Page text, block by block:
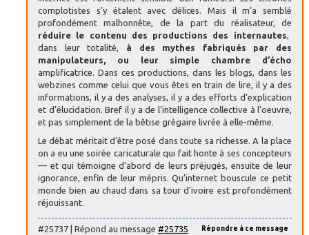
complotistes s’y étalent avec délices. Mais il m’a semblé
profondément malhonnête, de la part du réalisateur, de
réduire le contenu des productions des internautes,
dans leur totalité, à des mythes fabriqués par des
manipulateurs, ou leur simple chambre d’écho
amplificatrice. Dans ces productions, dans les blogs, dans les
webzines comme celui que vous êtes en train de lire, il y a des
informations, il y a des analyses, il y a des efforts d’explication
et d’élucidation. Bref il y a de l’intelligence collective à l’oeuvre,
et pas simplement de la bêtise grégaire livrée à elle-même.
Le débat méritait d’être posé dans toute sa richesse. A la place
on a eu une soirée caricaturale qui fait honte à ses concepteurs
— et qui témoigne d’abord de leurs préjugés, ensuite de leur
ignorance, enfin de leur mépris. Qu’internet bouscule ce petit
monde bien au chaud dans sa tour d’ivoire est profondément
réjouissant.
Répondre à ce message
#25737 | Répond au message #25735